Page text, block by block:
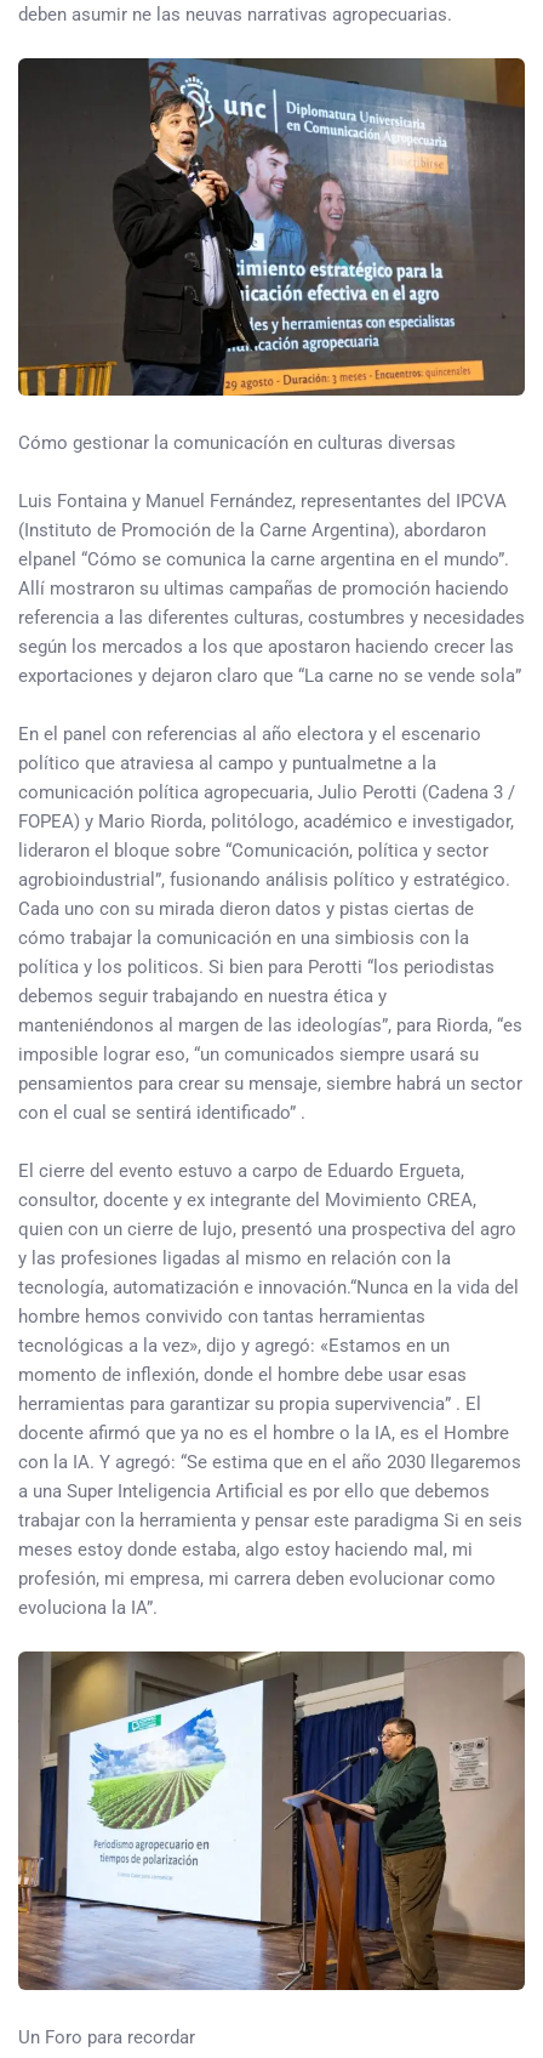
deben asumir ne las neuvas narrativas agropecuarias.
Cómo gestionar la comunicacíón en culturas diversas
Luis Fontaina y Manuel Fernández, representantes del IPCVA
(Instituto de Promoción de la Carne Argentina), abordaron
elpanel “Cómo se comunica la carne argentina en el mundo”.
Allí mostraron su ultimas campañas de promoción haciendo
referencia a las diferentes culturas, costumbres y necesidades
según los mercados a los que apostaron haciendo crecer las
exportaciones y dejaron claro que “La carne no se vende sola”
En el panel con referencias al año electora y el escenario
político que atraviesa al campo y puntualmetne a la
comunicación política agropecuaria, Julio Perotti (Cadena 3 /
FOPEA) y Mario Riorda, politólogo, académico e investigador,
lideraron el bloque sobre “Comunicación, política y sector
agrobioindustrial”, fusionando análisis político y estratégico.
Cada uno con su mirada dieron datos y pistas ciertas de
cómo trabajar la comunicación en una simbiosis con la
política y los politicos. Si bien para Perotti “los periodistas
debemos seguir trabajando en nuestra ética y
manteniéndonos al margen de las ideologías”, para Riorda, “es
imposible lograr eso, “un comunicados siempre usará su
pensamientos para crear su mensaje, siembre habrá un sector
con el cual se sentirá identificado” .
El cierre del evento estuvo a carpo de Eduardo Ergueta,
consultor, docente y ex integrante del Movimiento CREA,
quien con un cierre de lujo, presentó una prospectiva del agro
y las profesiones ligadas al mismo en relación con la
tecnología, automatización e innovación.“Nunca en la vida del
hombre hemos convivido con tantas herramientas
tecnológicas a la vez», dijo y agregó: «Estamos en un
momento de inflexión, donde el hombre debe usar esas
herramientas para garantizar su propia supervivencia” . El
docente afirmó que ya no es el hombre o la IA, es el Hombre
con la IA. Y agregó: “Se estima que en el año 2030 llegaremos
a una Super Inteligencia Artificial es por ello que debemos
trabajar con la herramienta y pensar este paradigma Si en seis
meses estoy donde estaba, algo estoy haciendo mal, mi
profesión, mi empresa, mi carrera deben evolucionar como
evoluciona la IA”.
Un Foro para recordar